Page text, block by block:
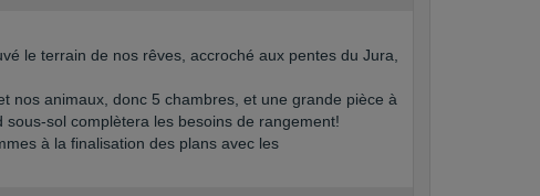
le terrain de nos rêves, accroché aux pentes du Jura,
nos animaux, donc 5 chambres, et une grande pièce à
sol complètera les besoins de rangement!
à la finalisation des plans avec les